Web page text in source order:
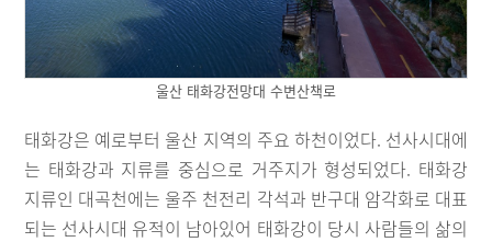
울산 태화강전망대 수변산책로
태화강은 예로부터 울산 지역의 주요 하천이었다. 선사시대에
는 태화강과 지류를 중심으로 거주지가 형성되었다. 태화강
지류인 대곡천에는 울주 천전리 각석과 반구대 암각화로 대표
되는 선사시대 유적이 남아있어 태화강이 당시 사람들의 삶의